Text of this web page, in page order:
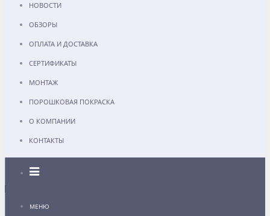
НОВОСТИ
ОБЗОРЫ
ОПЛАТА И ДОСТАВКА
СЕРТИФИКАТЫ
МОНТАЖ
ПОРОШКОВАЯ ПОКРАСКА
О КОМПАНИИ
КОНТАКТЫ
Каталог
МЕНЮ